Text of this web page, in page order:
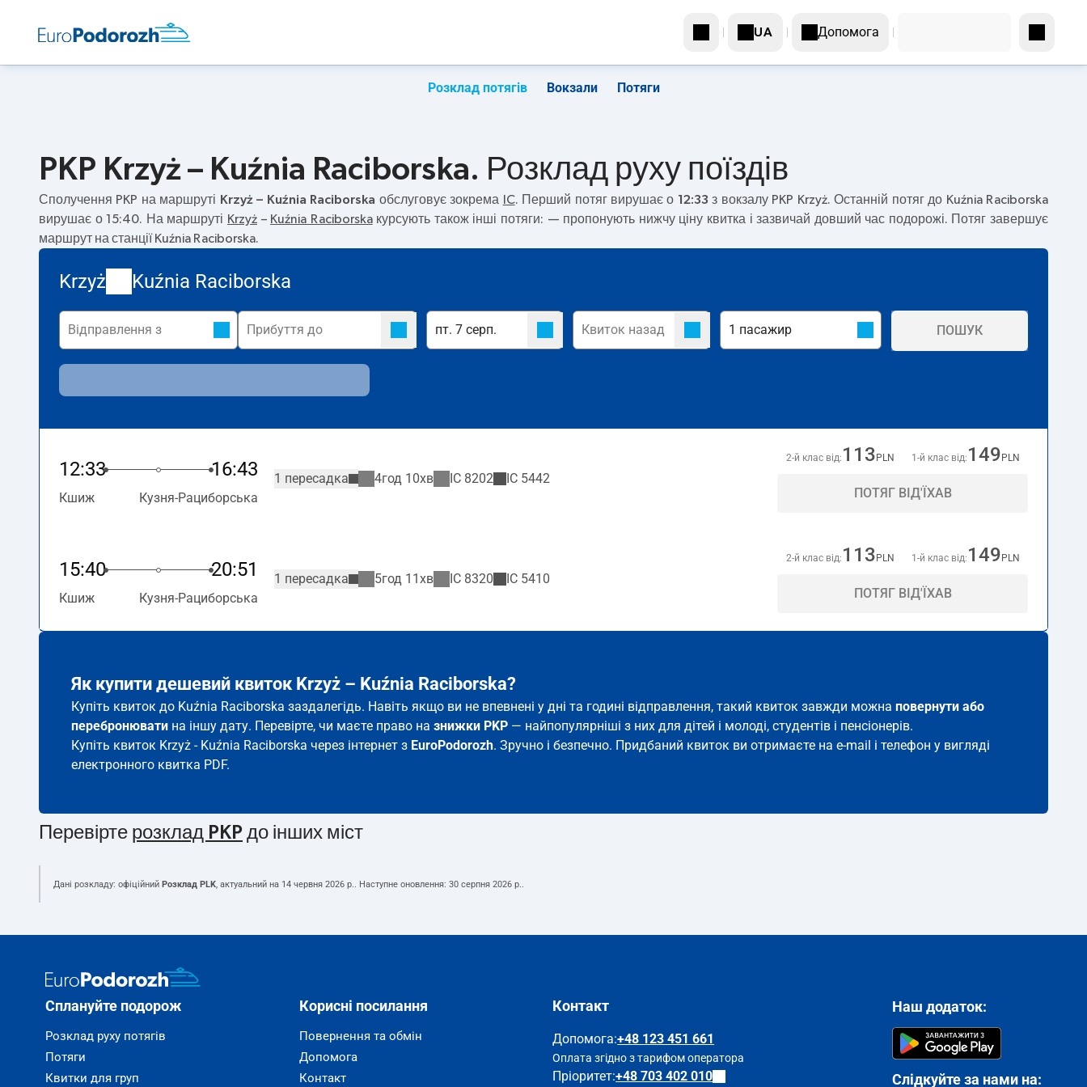
UA Допомога
Розклад потягів Вокзали Потяги
PKP Krzyż – Kuźnia Raciborska. Розклад руху поїздів
Сполучення PKP на маршруті Krzyż – Kuźnia Raciborska обслуговує зокрема IC. Перший потяг вирушає о 12:33 з вокзалу PKP Krzyż. Останній потяг до Kuźnia Raciborska
вирушає о 15:40. На маршруті Krzyż– Kuźnia Raciborskaкурсують також інші потяги: — пропонують нижчу ціну квитка і зазвичай довший час подорожі. Потяг завершує
маршрут на станції Kuźnia Raciborska.
Krzyż Kuźnia Raciborska
ПОШУК
12:33 16:43
Кшиж Кузня-Рациборська
1 пересадка 4год 10хв IC 8202 IC 5442
2-й клас від: 113 PLN 1-й клас від: 149 PLN
ПОТЯГ ВІД'ЇХАВ
15:40 20:51
Кшиж Кузня-Рациборська
1 пересадка 5год 11хв IC 8320 IC 5410
2-й клас від: 113 PLN 1-й клас від: 149 PLN
ПОТЯГ ВІД'ЇХАВ
Як купити дешевий квиток Krzyż – Kuźnia Raciborska?
Купіть квиток до Kuźnia Raciborska заздалегідь. Навіть якщо ви не впевнені у дні та годині відправлення, такий квиток завжди можна повернути або
перебронювати на іншу дату. Перевірте, чи маєте право на знижки PKP — найпопулярніші з них для дітей і молоді, студентів і пенсіонерів.
Купіть квиток Krzyż - Kuźnia Raciborska через інтернет з EuroPodorozh. Зручно і безпечно. Придбаний квиток ви отримаєте на e-mail і телефон у вигляді
електронного квитка PDF.
Перевірте розклад PKP до інших міст
Дані розкладу: офіційний Розклад PLK, актуальний на 14 червня 2026 р.. Наступне оновлення: 30 серпня 2026 р..
Сплануйте подорож
Розклад руху потягів
Потяги
Квитки для груп
Корисні посилання
Повернення та обмін
Допомога
Контакт
Контакт
Допомога:+48 123 451 661
Оплата згідно з тарифом оператора
Пріоритет:+48 703 402 010
Наш додаток:
Слідкуйте за нами на: